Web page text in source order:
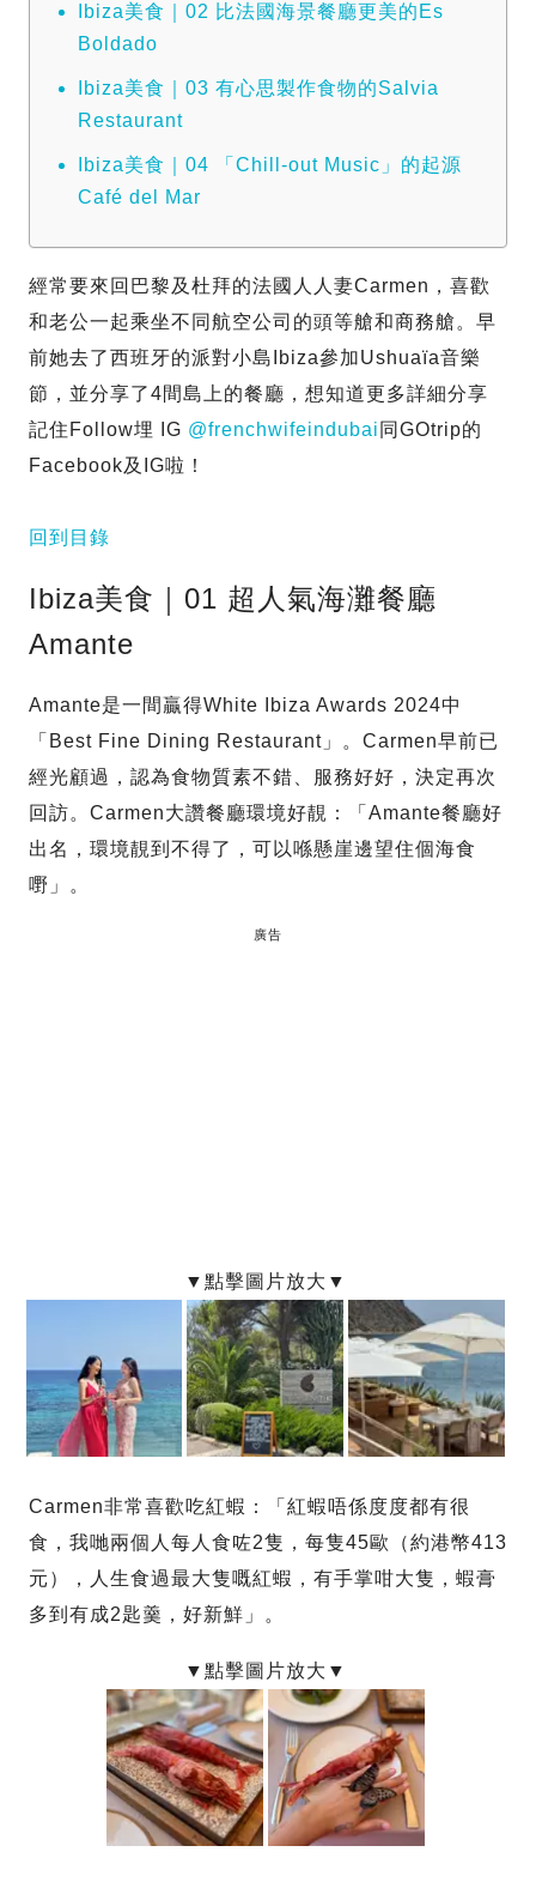
Ibiza美食｜02 比法國海景餐廳更美的Es
Boldado
Ibiza美食｜03 有心思製作食物的Salvia
Restaurant
Ibiza美食｜04 「Chill-out Music」的起源
Café del Mar
經常要來回巴黎及杜拜的法國人人妻Carmen，喜歡
和老公一起乘坐不同航空公司的頭等艙和商務艙。早
前她去了西班牙的派對小島Ibiza參加Ushuaïa音樂
節，並分享了4間島上的餐廳，想知道更多詳細分享
記住Follow埋 IG @frenchwifeindubai 同GOtrip的
Facebook及IG啦！
回到目錄
Ibiza美食｜01 超人氣海灘餐廳
Amante
Amante是一間贏得White Ibiza Awards 2024中
「Best Fine Dining Restaurant」。Carmen早前已
經光顧過，認為食物質素不錯、服務好好，決定再次
回訪。Carmen大讚餐廳環境好靚：「Amante餐廳好
出名，環境靚到不得了，可以喺懸崖邊望住個海食
嘢」。
廣告
Carmen非常喜歡吃紅蝦：「紅蝦唔係度度都有很
食，我哋兩個人每人食咗2隻，每隻45歐（約港幣413
元），人生食過最大隻嘅紅蝦，有手掌咁大隻，蝦膏
多到有成2匙羹，好新鮮」。